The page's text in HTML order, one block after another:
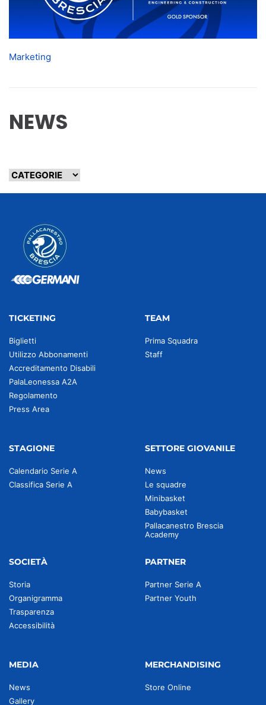
Marketing
NEWS
TICKETING
Biglietti
Utilizzo Abbonamenti
Accreditamento Disabili
PalaLeonessa A2A
Regolamento
Press Area
TEAM
Prima Squadra
Staff
STAGIONE
Calendario Serie A
Classifica Serie A
SETTORE GIOVANILE
News
Le squadre
Minibasket
Babybasket
Pallacanestro Brescia
Academy
SOCIETÀ
Storia
Organigramma
Trasparenza
Accessibilità
PARTNER
Partner Serie A
Partner Youth
MEDIA
News
Gallery
MERCHANDISING
Store Online